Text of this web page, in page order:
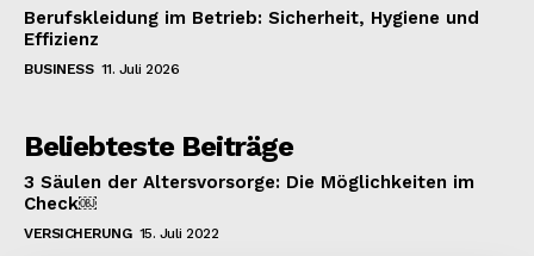
Berufskleidung im Betrieb: Sicherheit, Hygiene und
Effizienz
BUSINESS 11. Juli 2026
Beliebteste Beiträge
3 Säulen der Altersvorsorge: Die Möglichkeiten im
Check￼
VERSICHERUNG 15. Juli 2022